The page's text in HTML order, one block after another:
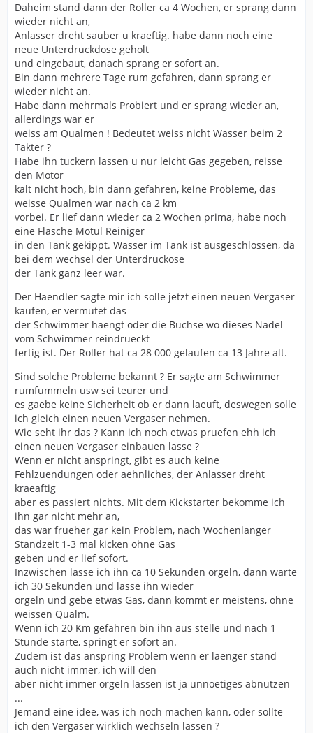
Daheim stand dann der Roller ca 4 Wochen, er sprang dann
wieder nicht an,
Anlasser dreht sauber u kraeftig. habe dann noch eine
neue Unterdruckdose geholt
und eingebaut, danach sprang er sofort an.
Bin dann mehrere Tage rum gefahren, dann sprang er
wieder nicht an.
Habe dann mehrmals Probiert und er sprang wieder an,
allerdings war er
weiss am Qualmen ! Bedeutet weiss nicht Wasser beim 2
Takter ?
Habe ihn tuckern lassen u nur leicht Gas gegeben, reisse
den Motor
kalt nicht hoch, bin dann gefahren, keine Probleme, das
weisse Qualmen war nach ca 2 km
vorbei. Er lief dann wieder ca 2 Wochen prima, habe noch
eine Flasche Motul Reiniger
in den Tank gekippt. Wasser im Tank ist ausgeschlossen, da
bei dem wechsel der Unterdruckose
der Tank ganz leer war.
Der Haendler sagte mir ich solle jetzt einen neuen Vergaser
kaufen, er vermutet das
der Schwimmer haengt oder die Buchse wo dieses Nadel
vom Schwimmer reindrueckt
fertig ist. Der Roller hat ca 28 000 gelaufen ca 13 Jahre alt.
Sind solche Probleme bekannt ? Er sagte am Schwimmer
rumfummeln usw sei teurer und
es gaebe keine Sicherheit ob er dann laeuft, deswegen solle
ich gleich einen neuen Vergaser nehmen.
Wie seht ihr das ? Kann ich noch etwas pruefen ehh ich
einen neuen Vergaser einbauen lasse ?
Wenn er nicht anspringt, gibt es auch keine
Fehlzuendungen oder aehnliches, der Anlasser dreht
kraeaftig
aber es passiert nichts. Mit dem Kickstarter bekomme ich
ihn gar nicht mehr an,
das war frueher gar kein Problem, nach Wochenlanger
Standzeit 1-3 mal kicken ohne Gas
geben und er lief sofort.
Inzwischen lasse ich ihn ca 10 Sekunden orgeln, dann warte
ich 30 Sekunden und lasse ihn wieder
orgeln und gebe etwas Gas, dann kommt er meistens, ohne
weissen Qualm.
Wenn ich 20 Km gefahren bin ihn aus stelle und nach 1
Stunde starte, springt er sofort an.
Zudem ist das anspring Problem wenn er laenger stand
auch nicht immer, ich will den
aber nicht immer orgeln lassen ist ja unnoetiges abnutzen
...
Jemand eine idee, was ich noch machen kann, oder sollte
ich den Vergaser wirklich wechseln lassen ?